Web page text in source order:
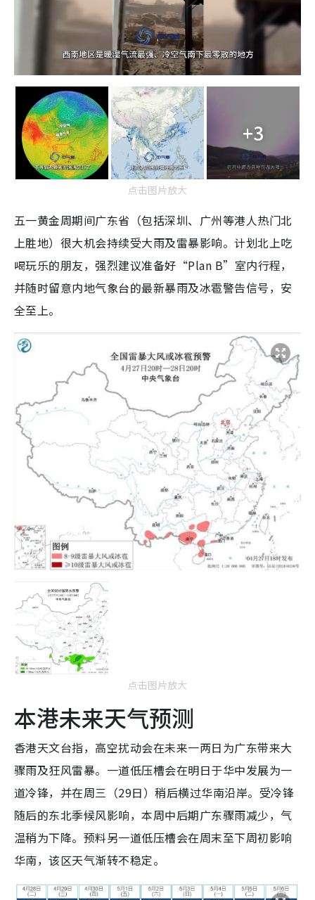
+3
点击图片放大
五一黄金周期间广东省（包括深圳、广州等港人热门北
上胜地）很大机会持续受大雨及雷暴影响。计划北上吃
喝玩乐的朋友，强烈建议准备好“Plan B”室内行程，
并随时留意内地气象台的最新暴雨及冰雹警告信号，安
全至上。
点击图片放大
本港未来天气预测
香港天文台指，高空扰动会在未来一两日为广东带来大
骤雨及狂风雷暴。一道低压槽会在明日于华中发展为一
道冷锋，并在周三（29日）稍后横过华南沿岸。受冷锋
随后的东北季候风影响，本周中后期广东骤雨减少，气
温稍为下降。预料另一道低压槽会在周末至下周初影响
华南，该区天气渐转不稳定。